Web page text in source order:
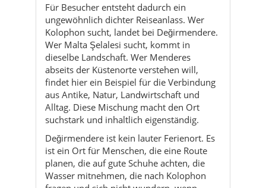
Für Besucher entsteht dadurch ein
ungewöhnlich dichter Reiseanlass. Wer
Kolophon sucht, landet bei Değirmendere.
Wer Malta Şelalesi sucht, kommt in
dieselbe Landschaft. Wer Menderes
abseits der Küstenorte verstehen will,
findet hier ein Beispiel für die Verbindung
aus Antike, Natur, Landwirtschaft und
Alltag. Diese Mischung macht den Ort
suchstark und inhaltlich eigenständig.
Değirmendere ist kein lauter Ferienort. Es
ist ein Ort für Menschen, die eine Route
planen, die auf gute Schuhe achten, die
Wasser mitnehmen, die nach Kolophon